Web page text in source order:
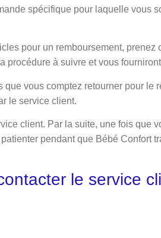
spécifique pour laquelle vous
pour un remboursement, prenez
procédure à suivre et vous
vous comptez retourner pour le
le service client.
client. Par la suite, une fois que
pendant que Bébé Confort
le service